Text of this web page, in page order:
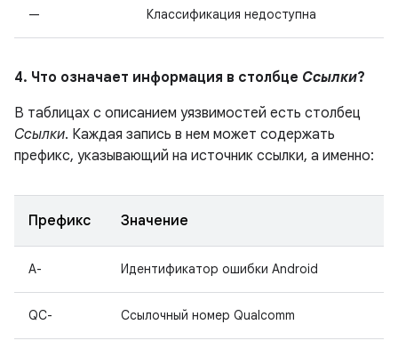
— Классификация недоступна
4. Что означает информация в столбце Ссылки?
В таблицах с описанием уязвимостей есть столбец
Ссылки. Каждая запись в нем может содержать
префикс, указывающий на источник ссылки, а именно:
Префикс Значение
A- Идентификатор ошибки Android
QC- Ссылочный номер Qualcomm